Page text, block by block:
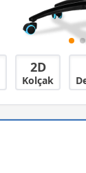
2D
Kolçak